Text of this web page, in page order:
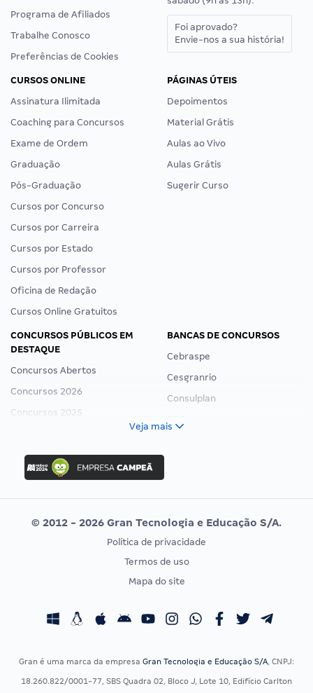
Programa de Afiliados
Trabalhe Conosco
Preferências de Cookies
Foi aprovado?
Envie-nos a sua história!
CURSOS ONLINE
Assinatura Ilimitada
Coaching para Concursos
Exame de Ordem
Graduação
Pós-Graduação
Cursos por Concurso
Cursos por Carreira
Cursos por Estado
Cursos por Professor
Oficina de Redação
Cursos Online Gratuitos
PÁGINAS ÚTEIS
Depoimentos
Material Grátis
Aulas ao Vivo
Aulas Grátis
Sugerir Curso
CONCURSOS PÚBLICOS EM
DESTAQUE
Concursos Abertos
Concursos 2026
Concursos 2025
Concurso Ibama
Concurso MPU
Editais publicados
BANCAS DE CONCURSOS
Cebraspe
Cesgranrio
Consulplan
Vunesp
CONCURSOS POR PROFISSÃO
Concursos Fiscais
EXAME DE ORDEM
Calendário OAB
Veja mais
© 2012 - 2026 Gran Tecnologia e Educação S/A.
Política de privacidade
Termos de uso
Mapa do site
Gran é uma marca da empresa Gran Tecnologia e Educação S/A, CNPJ:
18.260.822/0001-77, SBS Quadra 02, Bloco J, Lote 10, Edifício Carlton